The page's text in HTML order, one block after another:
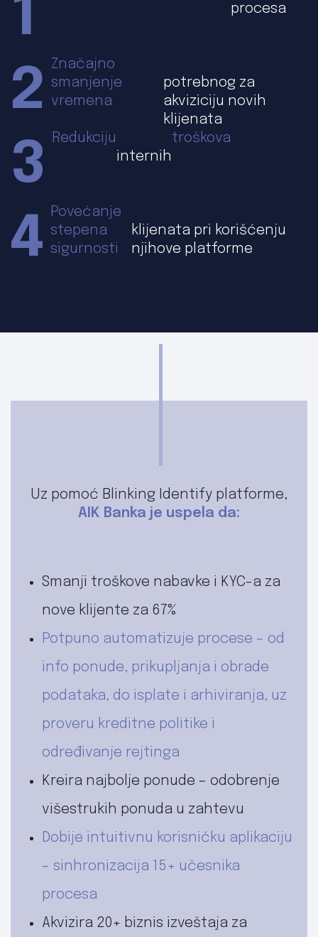
procesa
Značajno
smanjenje
vremena
potrebnog za
akviziciju novih
klijenata
Redukciju
internih
troškova
Povećanje
stepena
sigurnosti
klijenata pri korišćenju
njihove platforme
Uz pomoć Blinking Identify platforme,
AIK Banka je uspela da:
Smanji troškove nabavke i KYC-a za
nove klijente za 67%
Potpuno automatizuje procese – od
info ponude, prikupljanja i obrade
podataka, do isplate i arhiviranja, uz
proveru kreditne politike i
određivanje rejtinga
Kreira najbolje ponude – odobrenje
višestrukih ponuda u zahtevu
Dobije intuitivnu korisničku aplikaciju
– sinhronizacija 15+ učesnika
procesa
Akvizira 20+ biznis izveštaja za